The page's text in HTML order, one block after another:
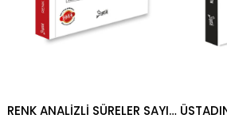
RENK ANALİZLİ SÜRELER SAYILAR DERS NOTLARI 2026